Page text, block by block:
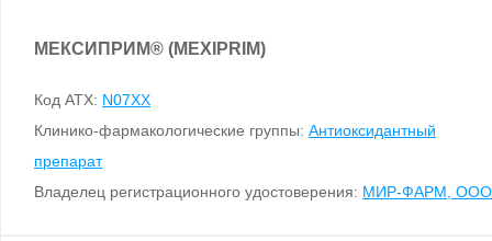
МЕКСИПРИМ® (MEXIPRIM)
Код ATX: N07XX
Клинико-фармакологические группы: Антиоксидантный
препарат
Владелец регистрационного удостоверения: МИР-ФАРМ, ООО